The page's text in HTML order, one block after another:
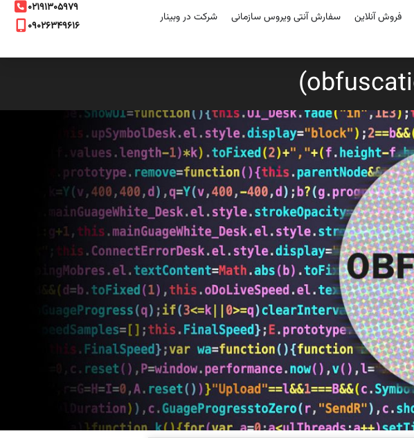
فروش آنلاین سفارش آنتی ویروس سازمانی شرکت در وبینار
۰۲۱۹۱۳۰۵۹۷۹
۰۹۰۲۶۳۴۹۶۱۶